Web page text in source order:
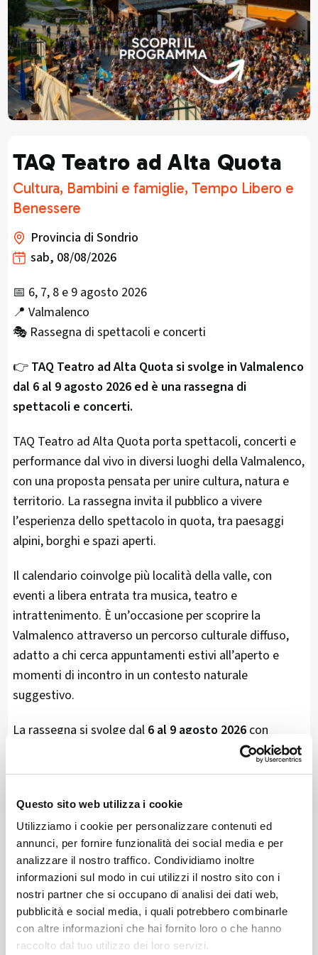
Questo sito web utilizza i cookie
Utilizziamo i cookie per personalizzare contenuti ed
annunci, per fornire funzionalità dei social media e per
analizzare il nostro traffico. Condividiamo inoltre
informazioni sul modo in cui utilizzi il nostro sito con i
nostri partner che si occupano di analisi dei dati web,
pubblicità e social media, i quali potrebbero combinarle
con altre informazioni che hai fornito loro o che hanno
raccolto dal tuo utilizzo dei loro servizi.
TAQ Teatro ad Alta Quota
Cultura, Bambini e famiglie, Tempo Libero e
Benessere
Provincia di Sondrio
sab, 08/08/2026
📅 6, 7, 8 e 9 agosto 2026
📍 Valmalenco
🎭 Rassegna di spettacoli e concerti
👉 TAQ Teatro ad Alta Quota si svolge in Valmalenco
dal 6 al 9 agosto 2026 ed è una rassegna di
spettacoli e concerti.
TAQ Teatro ad Alta Quota porta spettacoli, concerti e
performance dal vivo in diversi luoghi della Valmalenco,
con una proposta pensata per unire cultura, natura e
territorio. La rassegna invita il pubblico a vivere
l’esperienza dello spettacolo in quota, tra paesaggi
alpini, borghi e spazi aperti.
Il calendario coinvolge più località della valle, con
eventi a libera entrata tra musica, teatro e
intrattenimento. È un’occasione per scoprire la
Valmalenco attraverso un percorso culturale diffuso,
adatto a chi cerca appuntamenti estivi all’aperto e
momenti di incontro in un contesto naturale
suggestivo.
La rassegna si svolge dal 6 al 9 agosto 2026con
appuntamenti distribuiti in Valmalenco, tra cui tappe a:
Torre di Santa Maria
Lanzada
Chiesa in Valmalenco
Il programma comprende spettacoli e concerti dal
vivo, con eventi pensati per valorizzare il rapporto tra
arte, paesaggio e comunità.